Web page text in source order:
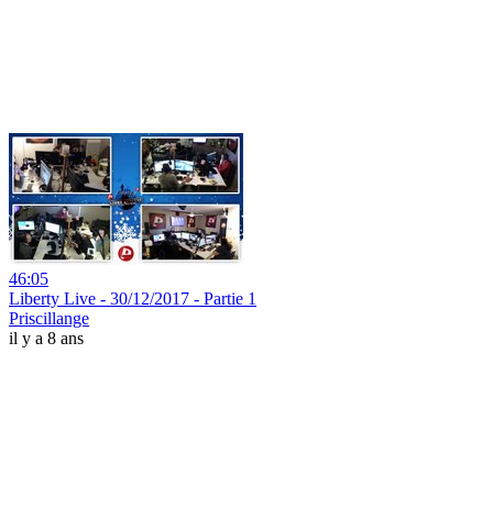
46:05
Liberty Live - 30/12/2017 - Partie 1
Priscillange
il y a 8 ans